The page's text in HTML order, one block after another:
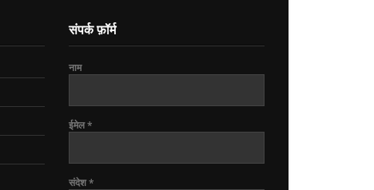
संपर्क फ़ॉर्म
नाम
ईमेल*
संदेश*